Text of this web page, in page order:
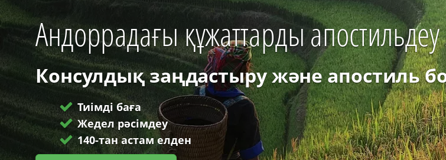
Андоррадағы құжаттарды
Консулдық заңдастыру және апостиль
Тиімді баға
Жедел рәсімдеу
140-тан астам елден